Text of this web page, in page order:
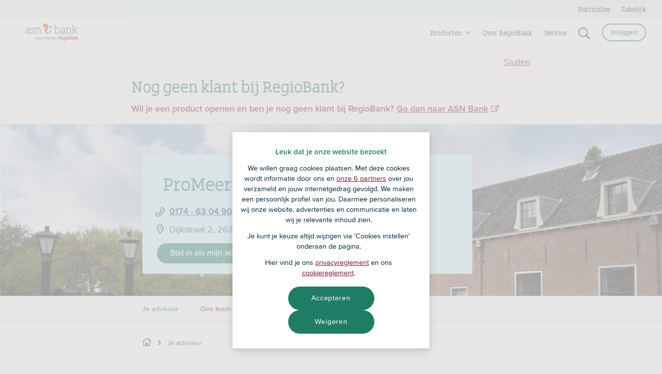
Nog geen klant bij RegioBank?
Wil je een product openen en ben je nog geen klant bij RegioBank? Ga dan naar ASN Bank
Sluiten
Producten Over RegioBank Service Inloggen
Particulier Zakelijk
ProMeer in Honselersdijk
0174 - 63 04 90
Dijkstraat 2, 2675 AX
Stel in als mijn adviseur
Je adviseur Ons team
Je adviseur
Leuk dat je onze website bezoekt
We willen graag cookies plaatsen. Met deze cookies
wordt informatie door ons en onze 6 partners over jou
verzameld en jouw internetgedrag gevolgd. We maken
een persoonlijk profiel van jou. Daarmee personaliseren
wij onze website, advertenties en communicatie en laten
wij je relevante inhoud zien.
Je kunt je keuze altijd wijzigen via 'Cookies instellen'
onderaan de pagina.
Hier vind je ons privacyreglement en ons
cookiereglement.
Weigeren
Accepteren